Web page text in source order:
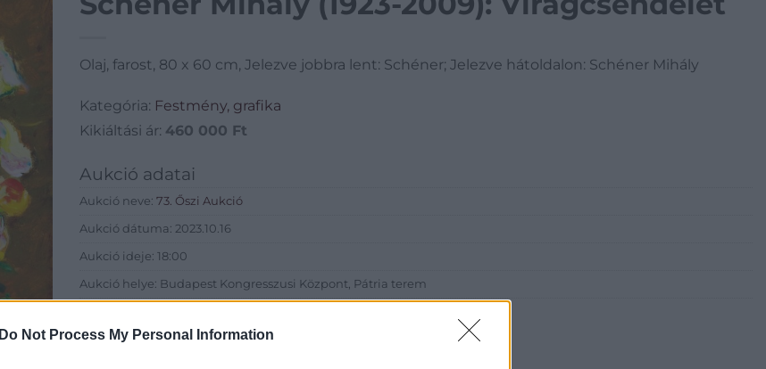
Do Not Process My Personal Information
Olaj, farost, 80 x 60 cm, Jelezve jobbra lent: Schéner; Jelezve hátoldalon: Schéner Mihály
Kategória: Festmény, grafika
Kikiáltási ár: 460 000 Ft
Aukció adatai
Aukció neve: 73. Őszi Aukció
Aukció dátuma: 2023.10.16
Aukció ideje: 18:00
Aukció helye: Budapest Kongresszusi Központ, Pátria terem